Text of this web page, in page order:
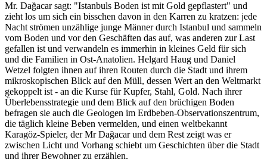
Mr. Dağacar sagt: "Istanbuls Boden ist mit Gold gepflastert" und
zieht los um sich ein bisschen davon in den Karren zu kratzen: jede
Nacht strömen unzählige junge Männer durch Istanbul und sammeln
vom Boden und vor den Geschäften das auf, was anderen zur Last
gefallen ist und verwandeln es immerhin in kleines Geld für sich
und die Familien in Ost-Anatolien. Helgard Haug und Daniel
Wetzel folgten ihnen auf ihren Routen durch die Stadt und ihrem
mikroskopischen Blick auf den Müll, dessen Wert an den Weltmarkt
gekoppelt ist - an die Kurse für Kupfer, Stahl, Gold. Nach ihrer
Überlebensstrategie und dem Blick auf den brüchigen Boden
befragen sie auch die Geologen im Erdbeben-Observationszentrum,
die täglich kleine Beben vermelden, und einen weltbekannt
Karagöz-Spieler, der Mr Dağacar und dem Rest zeigt was er
zwischen Licht und Vorhang schiebt um Geschichten über die Stadt
und ihrer Bewohner zu erzählen.